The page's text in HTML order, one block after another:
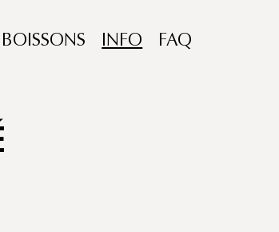
BOISSONS INFO FAQ